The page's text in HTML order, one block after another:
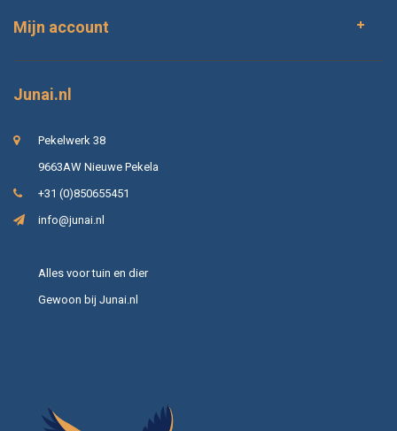
Mijn account
Junai.nl
Pekelwerk 38
9663AW Nieuwe Pekela
+31 (0)850655451
info@junai.nl
Alles voor tuin en dier
Gewoon bij Junai.nl